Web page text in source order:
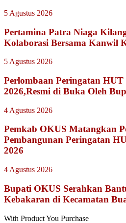
5 Agustus 2026
Pertamina Patra Niaga
Kolaborasi Bersama Kanwil
5 Agustus 2026
Perlombaan Peringatan
2026,Resmi di Buka Oleh
4 Agustus 2026
Pemkab OKUS Matangkan
Pembangunan Peringatan
2026
4 Agustus 2026
Bupati OKUS Serahkan
Kebakaran di Kecamatan
With Product You Purchase